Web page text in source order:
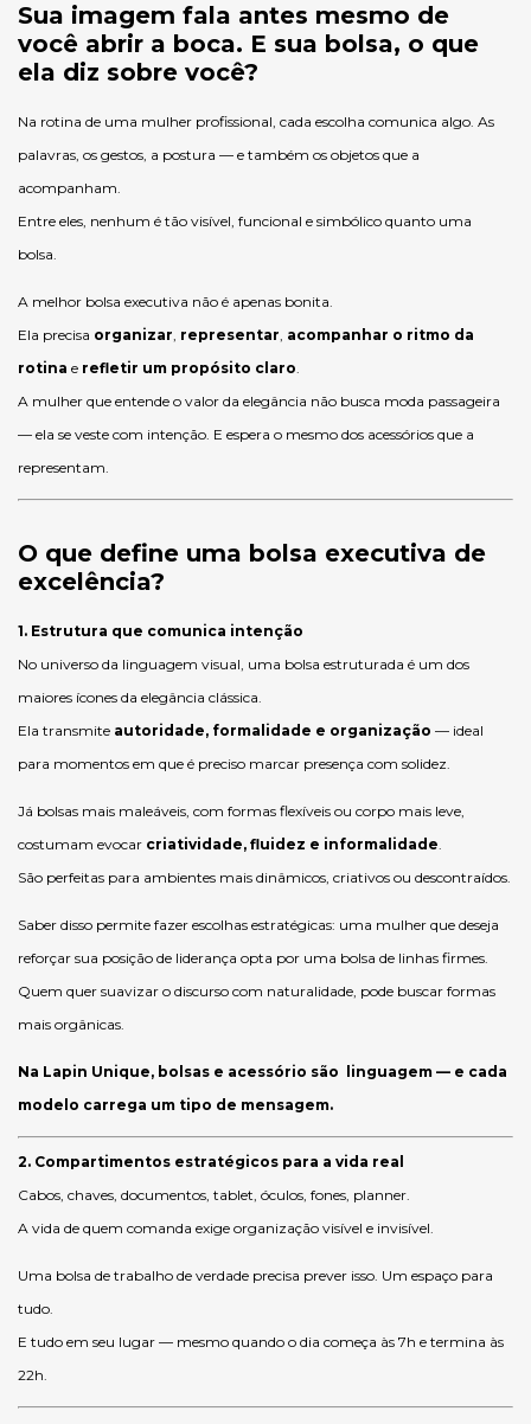
Sua imagem fala antes mesmo de
você abrir a boca. E sua bolsa, o que
ela diz sobre você?
Na rotina de uma mulher profissional, cada escolha comunica algo. As
palavras, os gestos, a postura — e também os objetos que a
acompanham.
Entre eles, nenhum é tão visível, funcional e simbólico quanto uma
bolsa.
A melhor bolsa executiva não é apenas bonita.
Ela precisa organizar, representar, acompanhar o ritmo da
rotina e refletir um propósito claro.
A mulher que entende o valor da elegância não busca moda passageira
— ela se veste com intenção. E espera o mesmo dos acessórios que a
representam.
O que define uma bolsa executiva de
excelência?
1. Estrutura que comunica intenção
No universo da linguagem visual, uma bolsa estruturada é um dos
maiores ícones da elegância clássica.
Ela transmite autoridade, formalidade e organização — ideal
para momentos em que é preciso marcar presença com solidez.
Já bolsas mais maleáveis, com formas flexíveis ou corpo mais leve,
costumam evocar criatividade, fluidez e informalidade.
São perfeitas para ambientes mais dinâmicos, criativos ou descontraídos.
Saber disso permite fazer escolhas estratégicas: uma mulher que deseja
reforçar sua posição de liderança opta por uma bolsa de linhas firmes.
Quem quer suavizar o discurso com naturalidade, pode buscar formas
mais orgânicas.
Na Lapin Unique, bolsas e acessório são linguagem — e cada
modelo carrega um tipo de mensagem.
2. Compartimentos estratégicos para a vida real
Cabos, chaves, documentos, tablet, óculos, fones, planner.
A vida de quem comanda exige organização visível e invisível.
Uma bolsa de trabalho de verdade precisa prever isso. Um espaço para
tudo.
E tudo em seu lugar — mesmo quando o dia começa às 7h e termina às
22h.